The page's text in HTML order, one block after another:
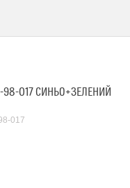
98-017 СИНЬО+ЗЕЛЕНИЙ
017